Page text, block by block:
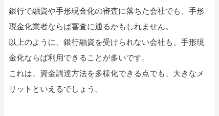
銀行で融資や手形現金化の審査に落ちた会社でも、手形
現金化業者ならば審査に通るかもしれません。
以上のように、銀行融資を受けられない会社も、手形現
金化ならば利用できることが多いです。
これは、資金調達方法を多様化できる点でも、大きなメ
リットといえるでしょう。